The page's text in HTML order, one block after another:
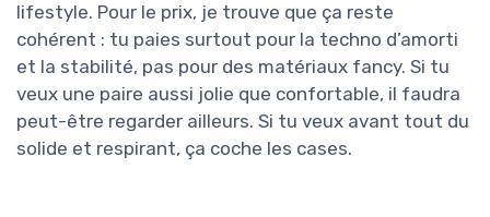
lifestyle. Pour le prix, je trouve que ça reste
cohérent : tu paies surtout pour la techno d’amorti
et la stabilité, pas pour des matériaux fancy. Si tu
veux une paire aussi jolie que confortable, il faudra
peut-être regarder ailleurs. Si tu veux avant tout du
solide et respirant, ça coche les cases.